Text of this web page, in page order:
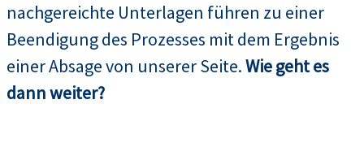
nachgereichte Unterlagen führen zu einer
Beendigung des Prozesses mit dem Ergebnis
einer Absage von unserer Seite.Wie geht es
dann weiter?